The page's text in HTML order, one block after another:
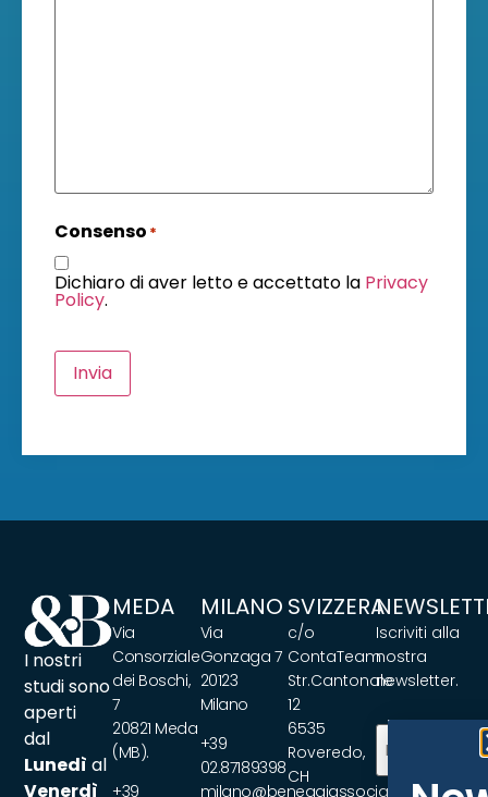
Consenso *
Dichiaro di aver letto e accettato la Privacy
Policy.
Invia
I nostri
studi sono
aperti
dal
Lunedì al
Venerdì
MEDA
Via
Consorziale
dei Boschi,
7
20821 Meda
(MB).
+39
MILANO
Via
Gonzaga 7
20123
Milano
+39
02.87189398
milano@beneggiassociati.com
SVIZZERA
c/o
ContaTeam
Str.Cantonale
12
6535
Roveredo,
CH
Iscriviti alla
nostra
newsletter.
Email